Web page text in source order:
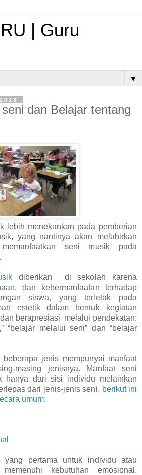
| Guru
▼
dan Belajar tentang
lebih menekankan pada pemberian
yang nantinya akan melahirkan
seni musik pada
diberikan di sekolah karena
dan kebermanfaatan terhadap
siswa, yang terletak pada
estetik dalam bentuk kegiatan
berapresiasi melalui pendekatan:
“belajar melalui seni” dan “belajar
jenis mempunyai manfaat
masing jenisnya. Manfaat seni
hanya dari sisi individu melainkan
dari jenis-jenis seni, berikut ini
umum:
yang pertama untuk individu atau
kebutuhan emosional.